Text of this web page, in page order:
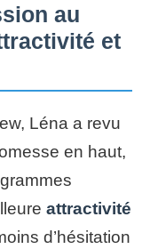
au
et
Léna a revu
en haut,
attractivité
d’hésitation